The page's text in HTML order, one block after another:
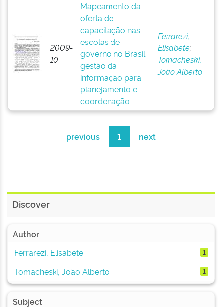
2009-
10
Mapeamento da
oferta de
capacitação nas
escolas de
governo no Brasil:
gestão da
informação para
planejamento e
coordenação
Ferrarezi,
Elisabete;
Tomacheski,
João Alberto
previous 1 next
Discover
Author
Ferrarezi, Elisabete
1
Tomacheski, João Alberto 1
Subject